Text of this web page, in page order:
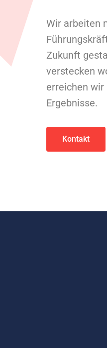
Wir arbeiten
Zukunft
verstecken
erreichen
Ergebnisse.
Kontakt